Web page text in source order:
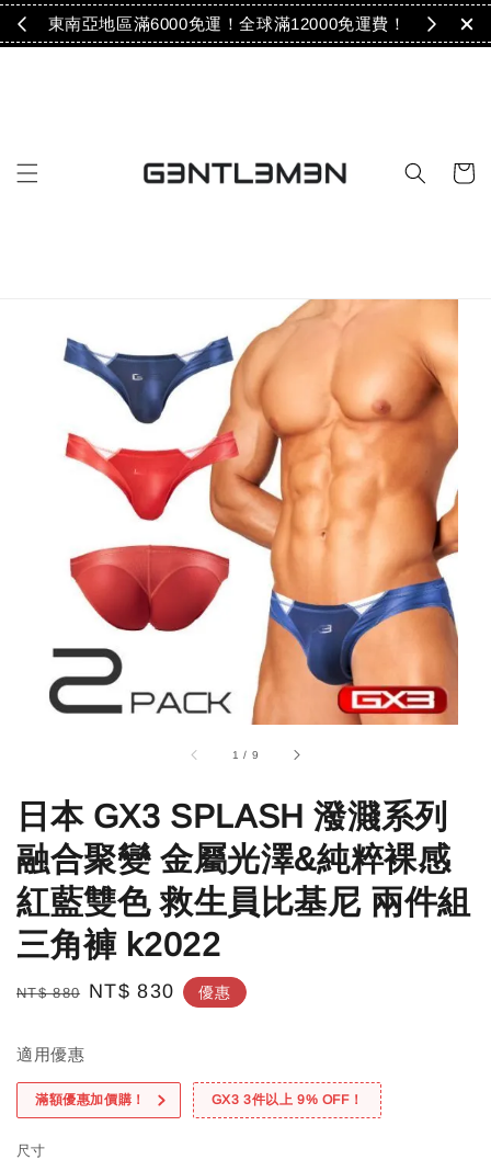
！ 東南亞地區滿6000免運！全球滿12000免運費！
1 / 9
日本 GX3 SPLASH 潑濺系列
融合聚變 金屬光澤&純粹裸感
紅藍雙色 救生員比基尼 兩件組
三角褲 k2022
Regular
NT$ 880 Sale
NT$ 830 優惠
適用優惠
滿額優惠加價購！ GX3 3件以上 9% OFF！
尺寸